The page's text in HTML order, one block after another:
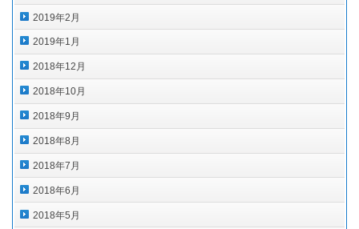
2019年2月
2019年1月
2018年12月
2018年10月
2018年9月
2018年8月
2018年7月
2018年6月
2018年5月